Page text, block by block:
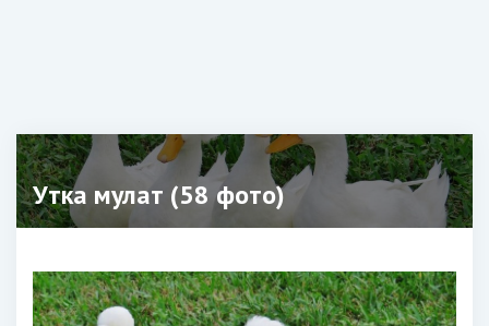
Утка мулат (58 фото)